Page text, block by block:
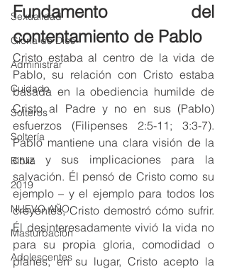
Sexualidad
Gloria de Dios
Administrar
Cuidado
Solteros
Soltería
Biblia
2019
NUEVO AÑO
Masturbación
Adolescentes
Fundamento del
contentamiento de Pablo
Cristo estaba al centro de la vida de
Pablo, su relación con Cristo estaba
basada en la obediencia humilde de
Cristo al Padre y no en sus (Pablo)
esfuerzos (Filipenses 2:5-11; 3:3-7).
Pablo mantiene una clara visión de la
cruz y sus implicaciones para la
salvación. Él pensó de Cristo como su
ejemplo – y el ejemplo para todos los
creyentes, Cristo demostró cómo sufrir.
Él desinteresadamente vivió la vida no
para su propia gloria, comodidad o
planes; en su lugar, Cristo acepto la